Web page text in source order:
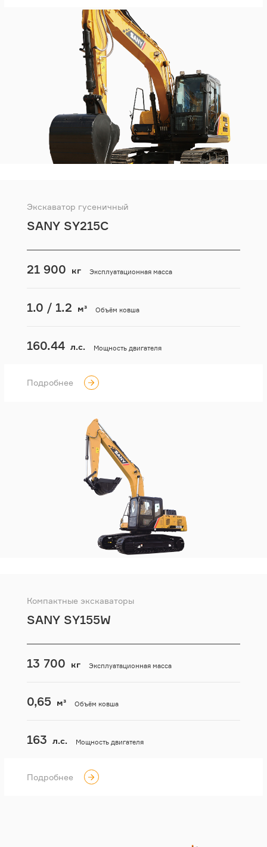
Экскаватор гусеничный
SANY SY215C
Эксплуатационная масса
21 900 кг
Объём ковша
1.0 / 1.2 м³
Мощность двигателя
160.44 л.с.
Подробнее
Компактные экскаваторы
SANY SY155W
Эксплуатационная масса
13 700 кг
Объём ковша
0,65 м³
Мощность двигателя
163 л.с.
Подробнее